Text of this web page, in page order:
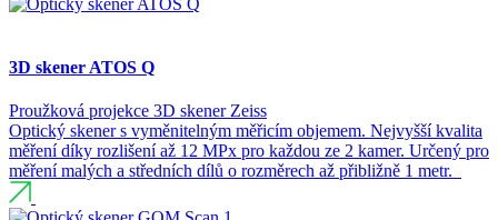
3D skener ATOS Q
Proužková projekce 3D skener Zeiss
Optický skener s vyměnitelným měřicím objemem. Nejvyšší kvalita
měření díky rozlišení až 12 MPx pro každou ze 2 kamer. Určený pro
měření malých a středních dílů o rozměrech až přibližně 1 metr.